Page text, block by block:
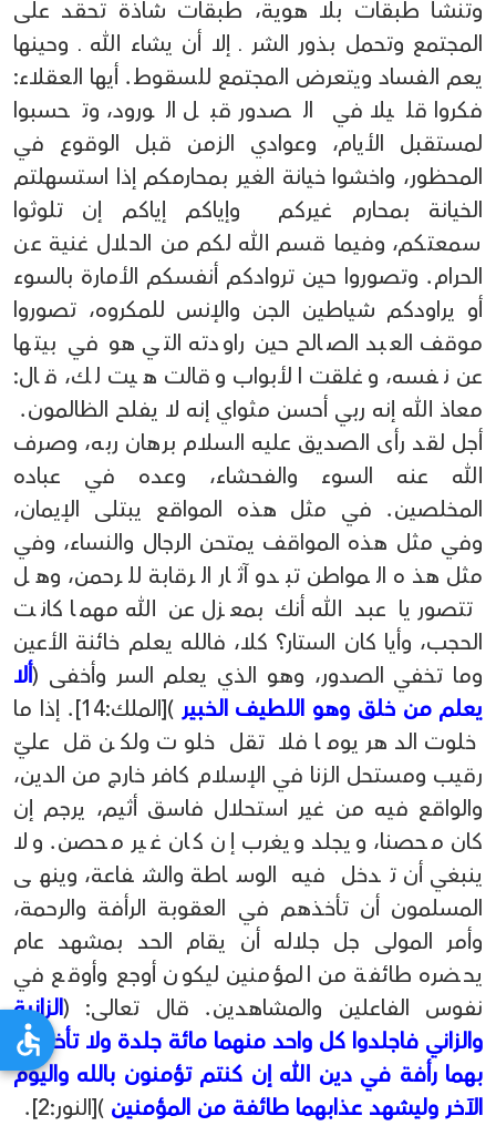
وتنشأ طبقات بلا هوية، طبقات شاذة تحقد على
المجتمع وتحمل بذور الشر ـ إلا أن يشاء الله ـ وحينها
يعم الفساد ويتعرض المجتمع للسقوط. أيها العقلاء:
فكروا قليلا في الصدور قبل الورود، وتحسبوا
لمستقبل الأيام، وعوادي الزمن قبل الوقوع في
المحظور، واخشوا خيانة الغير بمحارمكم إذا استسهلتم
الخيانة بمحارم غيركم وإياكم إياكم إن تلوثوا
سمعتكم، وفيما قسم الله لكم من الحلال غنية عن
الحرام. وتصوروا حين تروادكم أنفسكم الأمارة بالسوء
أو يراودكم شياطين الجن والإنس للمكروه، تصوروا
موقف العبد الصالح حين راودته التي هو في بيتها
عن نفسه، وغلقت الأبواب وقالت هيت لك، قال:
معاذ الله إنه ربي أحسن مثواي إنه لا يفلح الظالمون.
أجل لقد رأى الصديق عليه السلام برهان ربه، وصرف
الله عنه السوء والفحشاء، وعده في عباده
المخلصين. في مثل هذه المواقع يبتلى الإيمان،
وفي مثل هذه المواقف يمتحن الرجال والنساء، وفي
مثل هذه المواطن تبدو آثار الرقابة للرحمن، وهل
تتصور يا عبد الله أنك بمعزل عن الله مهما كانت
الحجب، وأيا كان الستار؟ كلا، فالله يعلم خائنة الأعين
وما تخفي الصدور، وهو الذي يعلم السر وأخفى (ألا
يعلم من خلق وهو اللطيف الخبير
)[الملك:14]. إذا ما
خلوت الدهر يوما فلا تقل خلوت ولكن قل عليّ
رقيب ومستحل الزنا في الإسلام كافر خارج من الدين،
والواقع فيه من غير استحلال فاسق أثيم، يرجم إن
كان محصنا، ويجلد ويغرب إن كان غير محصن. ولا
ينبغي أن تدخل فيه الوساطة والشفاعة، وينهى
المسلمون أن تأخذهم في العقوبة الرأفة والرحمة،
وأمر المولى جل جلاله أن يقام الحد بمشهد عام
يحضره طائفة من المؤمنين ليكون أوجع وأوقع في
نفوس الفاعلين والمشاهدين. قال تعالى: (الزانية
والزاني فاجلدوا كل واحد منهما مائة جلدة ولا تأخذكم
بهما رأفة في دين الله إن كنتم تؤمنون بالله واليوم
الآخر وليشهد عذابهما طائفة من المؤمنين )[النور:2].